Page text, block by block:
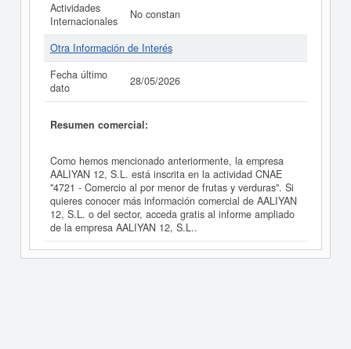
Actividades
Internacionales
No constan
Otra Información de Interés
Fecha último
dato
28/05/2026
Resumen comercial:
Como hemos mencionado anteriormente, la empresa
AALIYAN 12, S.L. está inscrita en la actividad CNAE
"4721 - Comercio al por menor de frutas y verduras". Si
quieres conocer más información comercial de AALIYAN
12, S.L. o del sector, acceda gratis al informe ampliado
de la empresa AALIYAN 12, S.L..